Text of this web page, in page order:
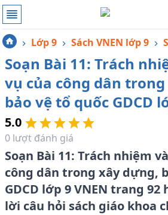
Lớp 9 Sách VNEN lớp 9
Soạn Bài 11: Trách
vụ của công dân
bảo vệ tổ quốc GDCD
Soạn Bài 11: Trách nhiệm
công dân trong xây dựng,
GDCD lớp 9 VNEN trang
lời câu hỏi sách giáo khoa
5.0
0 lượt đánh giá